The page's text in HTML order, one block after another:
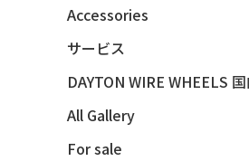
48 CHEVY FLEETMASTER CONV
49 MERCURY *MERC9*
50 CHEVY STYLE-LINE*BUBBLES
Accessories
サービス
DAYTON WIRE WHEELS
All Gallery
For sale